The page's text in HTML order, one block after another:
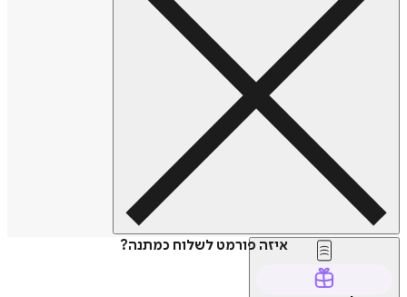
איזה פורמט לשלוח כמתנה?